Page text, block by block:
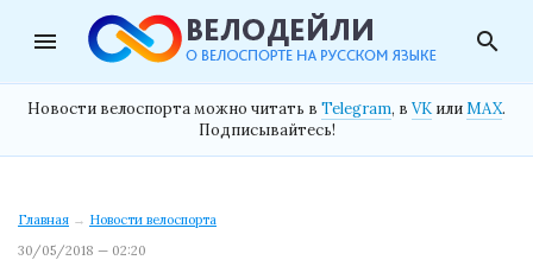
menu search
Новости велоспорта можно читать в Telegram, в VK илиMAX.
Подписывайтесь!
Главная → Новости велоспорта
30/05/2018 — 02:20